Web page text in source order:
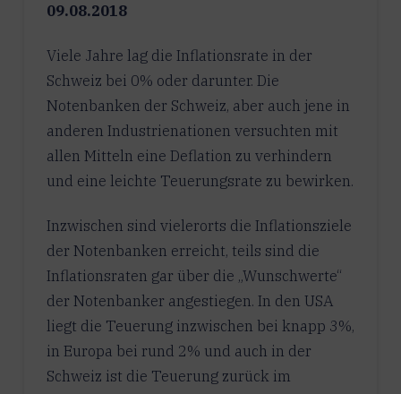
09.08.2018
Viele Jahre lag die Inflationsrate in der
Schweiz bei 0% oder darunter. Die
Notenbanken der Schweiz, aber auch jene in
anderen Industrienationen versuchten mit
allen Mitteln eine Deflation zu verhindern
und eine leichte Teuerungsrate zu bewirken.
Inzwischen sind vielerorts die Inflationsziele
der Notenbanken erreicht, teils sind die
Inflationsraten gar über die „Wunschwerte“
der Notenbanker angestiegen. In den USA
liegt die Teuerung inzwischen bei knapp 3%,
in Europa bei rund 2% und auch in der
Schweiz ist die Teuerung zurück im